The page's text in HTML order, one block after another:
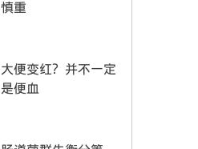
慎重
大便变红？并不一定
是便血